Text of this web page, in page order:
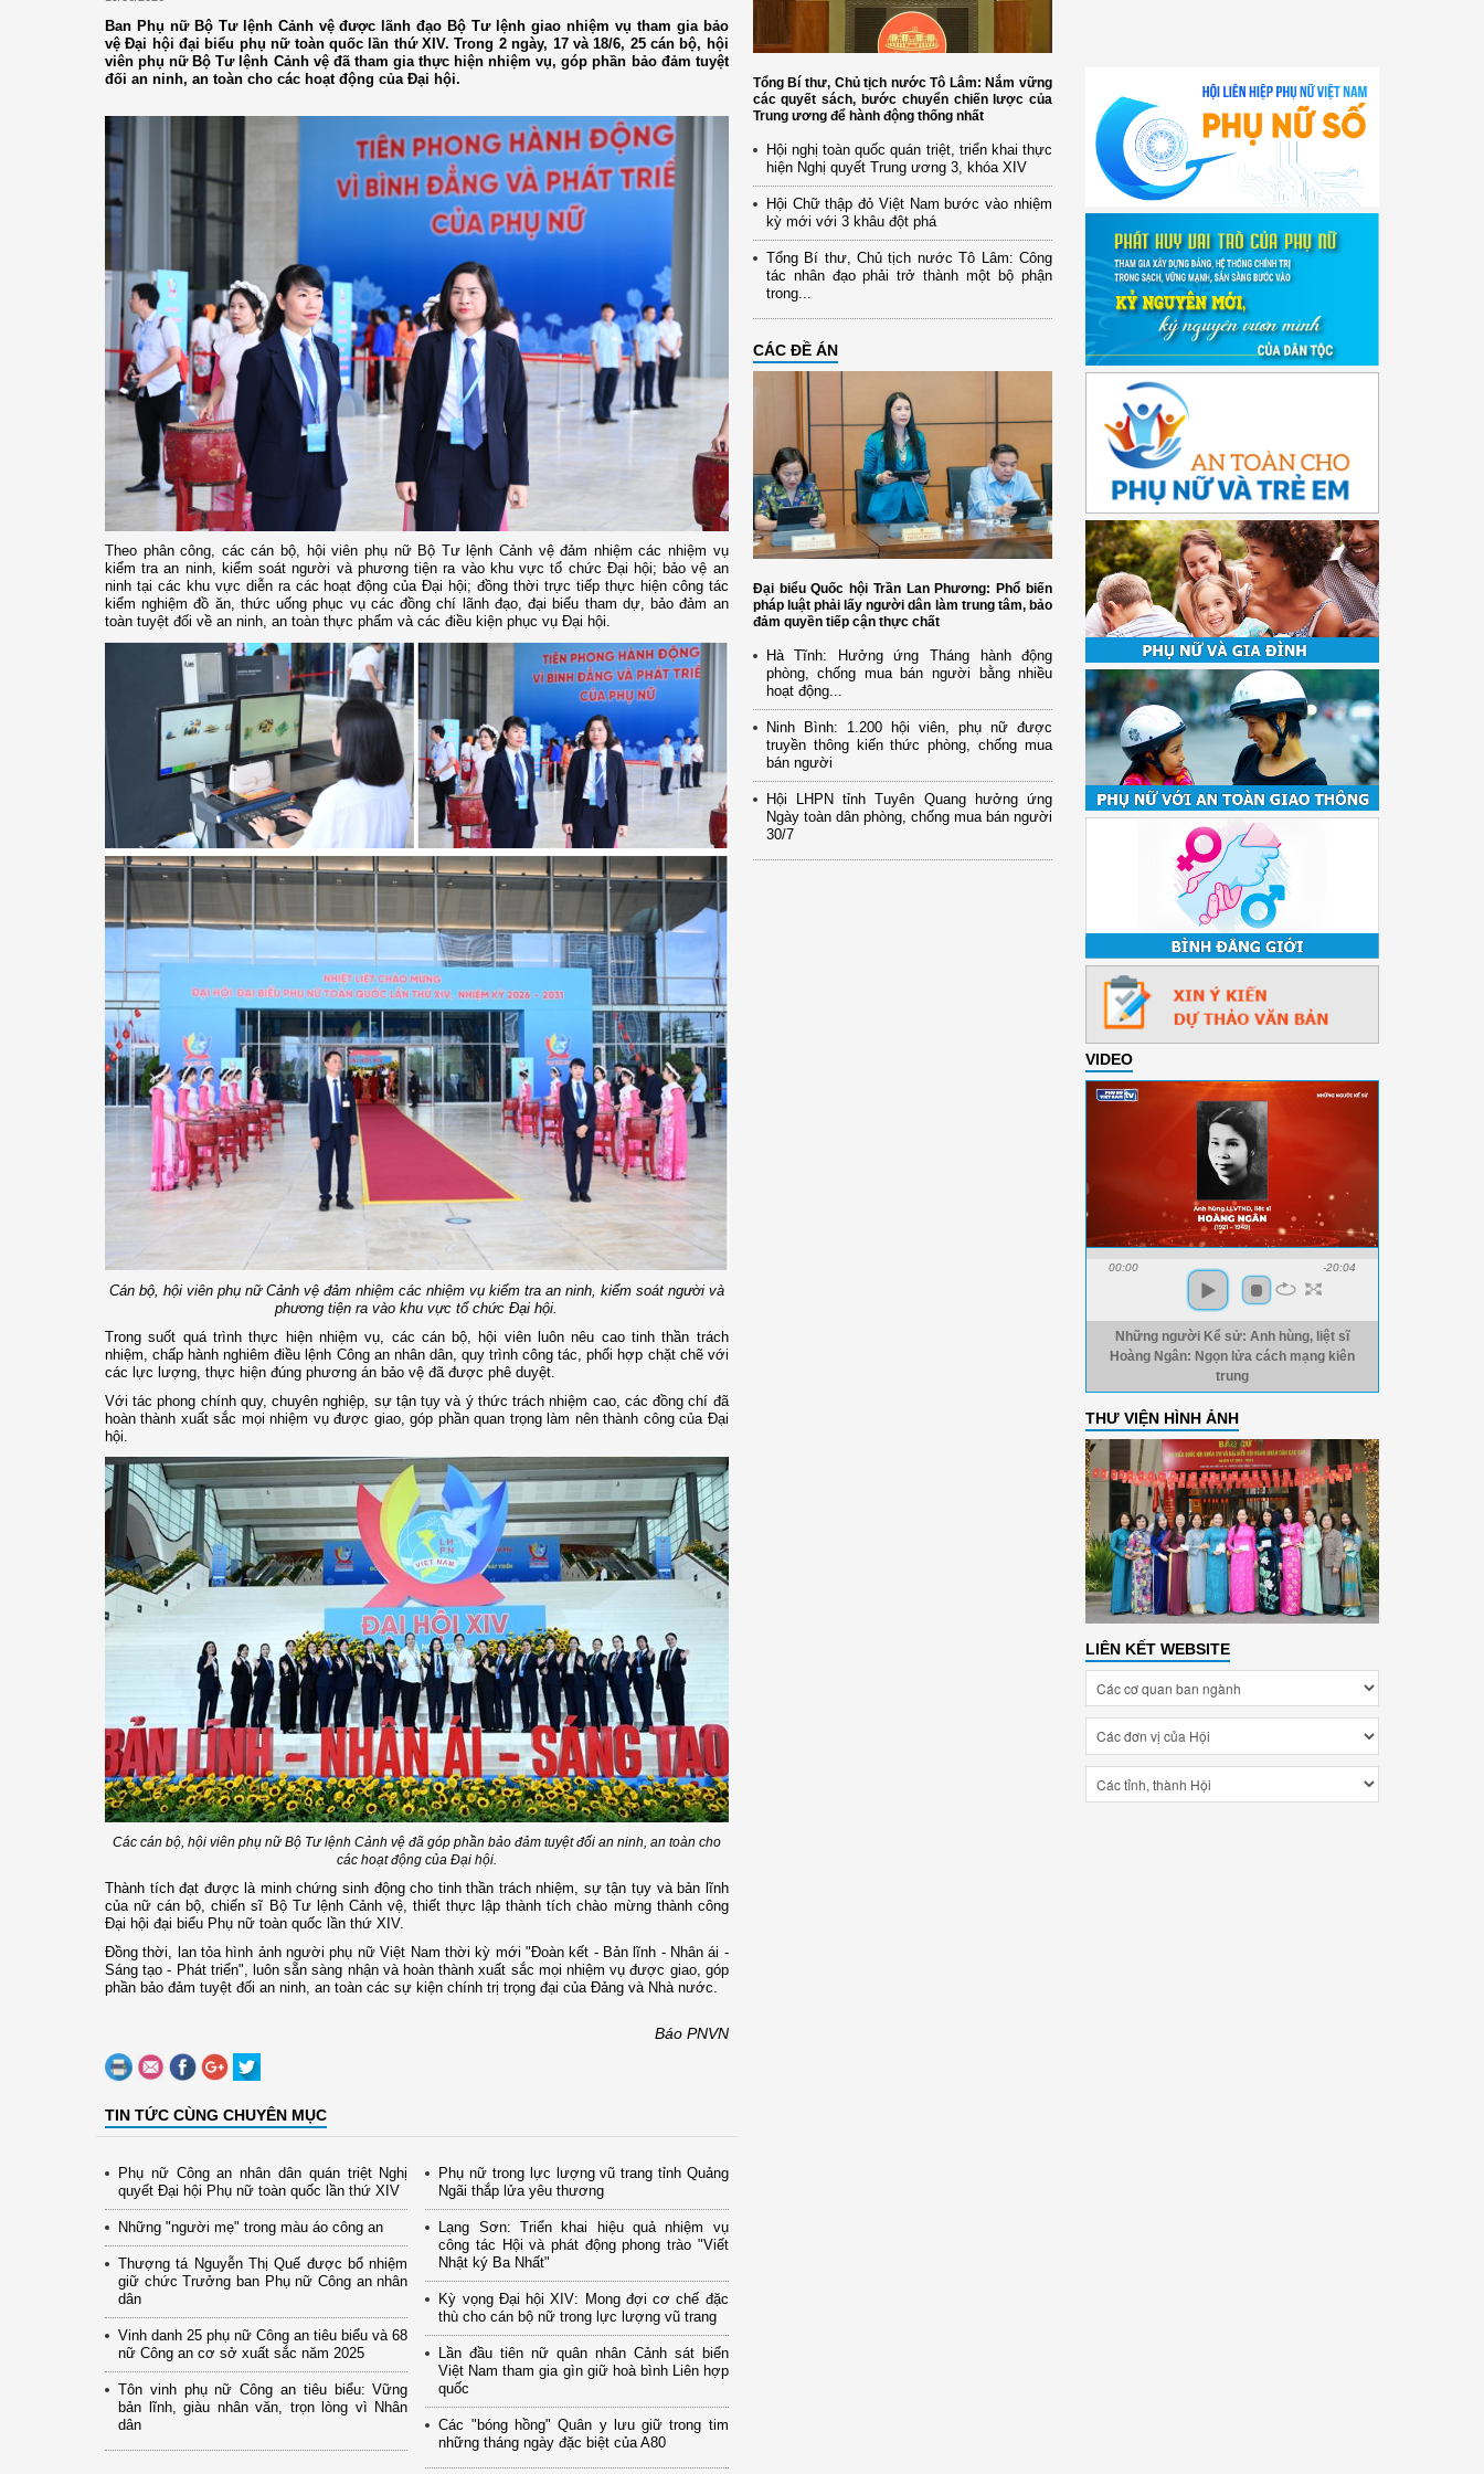
Ban Phụ nữ Bộ Tư lệnh Cảnh vệ được lãnh đạo Bộ Tư lệnh giao nhiệm vụ tham gia bảo
vệ Đại hội đại biểu phụ nữ toàn quốc lần thứ XIV. Trong 2 ngày, 17 và 18/6, 25 cán bộ, hội
viên phụ nữ Bộ Tư lệnh Cảnh vệ đã tham gia thực hiện nhiệm vụ, góp phần bảo đảm tuyệt
đối an ninh, an toàn cho các hoạt động của Đại hội.
Theo phân công, các cán bộ, hội viên phụ nữ Bộ Tư lệnh Cảnh vệ đảm nhiệm các nhiệm vụ
kiểm tra an ninh, kiểm soát người và phương tiện ra vào khu vực tổ chức Đại hội; bảo vệ an
ninh tại các khu vực diễn ra các hoạt động của Đại hội; đồng thời trực tiếp thực hiện công tác
kiểm nghiệm đồ ăn, thức uống phục vụ các đồng chí lãnh đạo, đại biểu tham dự, bảo đảm an
toàn tuyệt đối về an ninh, an toàn thực phẩm và các điều kiện phục vụ Đại hội.
Cán bộ, hội viên phụ nữ Cảnh vệ đảm nhiệm các nhiệm vụ kiểm tra an ninh, kiểm soát người và
phương tiện ra vào khu vực tổ chức Đại hội.
Trong suốt quá trình thực hiện nhiệm vụ, các cán bộ, hội viên luôn nêu cao tinh thần trách
nhiệm, chấp hành nghiêm điều lệnh Công an nhân dân, quy trình công tác, phối hợp chặt chẽ với
các lực lượng, thực hiện đúng phương án bảo vệ đã được phê duyệt.
Với tác phong chính quy, chuyên nghiệp, sự tận tụy và ý thức trách nhiệm cao, các đồng chí đã
hoàn thành xuất sắc mọi nhiệm vụ được giao, góp phần quan trọng làm nên thành công của Đại
hội.
Các cán bộ, hội viên phụ nữ Bộ Tư lệnh Cảnh vệ đã góp phần bảo đảm tuyệt đối an ninh, an toàn cho
các hoạt động của Đại hội.
Thành tích đạt được là minh chứng sinh động cho tinh thần trách nhiệm, sự tận tụy và bản lĩnh
của nữ cán bộ, chiến sĩ Bộ Tư lệnh Cảnh vệ, thiết thực lập thành tích chào mừng thành công
Đại hội đại biểu Phụ nữ toàn quốc lần thứ XIV.
Đồng thời, lan tỏa hình ảnh người phụ nữ Việt Nam thời kỳ mới "Đoàn kết - Bản lĩnh - Nhân ái -
Sáng tạo - Phát triển", luôn sẵn sàng nhận và hoàn thành xuất sắc mọi nhiệm vụ được giao, góp
phần bảo đảm tuyệt đối an ninh, an toàn các sự kiện chính trị trọng đại của Đảng và Nhà nước.
Báo PNVN
TIN TỨC CÙNG CHUYÊN MỤC
Phụ nữ Công an nhân dân quán triệt Nghị
quyết Đại hội Phụ nữ toàn quốc lần thứ XIV
Những "người mẹ" trong màu áo công an
Thượng tá Nguyễn Thị Quế được bổ nhiệm
giữ chức Trưởng ban Phụ nữ Công an nhân
dân
Vinh danh 25 phụ nữ Công an tiêu biểu và 68
nữ Công an cơ sở xuất sắc năm 2025
Tôn vinh phụ nữ Công an tiêu biểu: Vững
bản lĩnh, giàu nhân văn, trọn lòng vì Nhân
dân
Phụ nữ trong lực lượng vũ trang tỉnh Quảng
Ngãi thắp lửa yêu thương
​Lạng Sơn: Triển khai hiệu quả nhiệm vụ
công tác Hội và phát động phong trào "Viết
Nhật ký Ba Nhất"
Kỳ vọng Đại hội XIV: Mong đợi cơ chế đặc
thù cho cán bộ nữ trong lực lượng vũ trang
Lần đầu tiên nữ quân nhân Cảnh sát biển
Việt Nam tham gia gìn giữ hoà bình Liên hợp
quốc
Các "bóng hồng" Quân y lưu giữ trong tim
những tháng ngày đặc biệt của A80
Tổng Bí thư, Chủ tịch nước Tô Lâm: Nắm vững
các quyết sách, bước chuyển chiến lược của
Trung ương để hành động thống nhất
Hội nghị toàn quốc quán triệt, triển khai thực
hiện Nghị quyết Trung ương 3, khóa XIV
Hội Chữ thập đỏ Việt Nam bước vào nhiệm
kỳ mới với 3 khâu đột phá
Tổng Bí thư, Chủ tịch nước Tô Lâm: Công
tác nhân đạo phải trở thành một bộ phận
trong...
CÁC ĐỀ ÁN
Đại biểu Quốc hội Trần Lan Phương: Phổ biến
pháp luật phải lấy người dân làm trung tâm, bảo
đảm quyền tiếp cận thực chất
Hà Tĩnh: Hưởng ứng Tháng hành động
phòng, chống mua bán người bằng nhiều
hoạt động...
Ninh Bình: 1.200 hội viên, phụ nữ được
truyền thông kiến thức phòng, chống mua
bán người
Hội LHPN tỉnh Tuyên Quang hưởng ứng
Ngày toàn dân phòng, chống mua bán người
30/7
VIDEO
00:00 -20:04
Những người Kể sử: Anh hùng, liệt sĩ
Hoàng Ngân: Ngọn lửa cách mạng kiên
trung
THƯ VIỆN HÌNH ẢNH
LIÊN KẾT WEBSITE